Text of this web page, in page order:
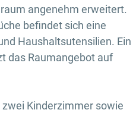
angenehm erweitert.
befindet sich eine
Haushaltsutensilien. Ein
das Raumangebot auf
Kinderzimmer sowie